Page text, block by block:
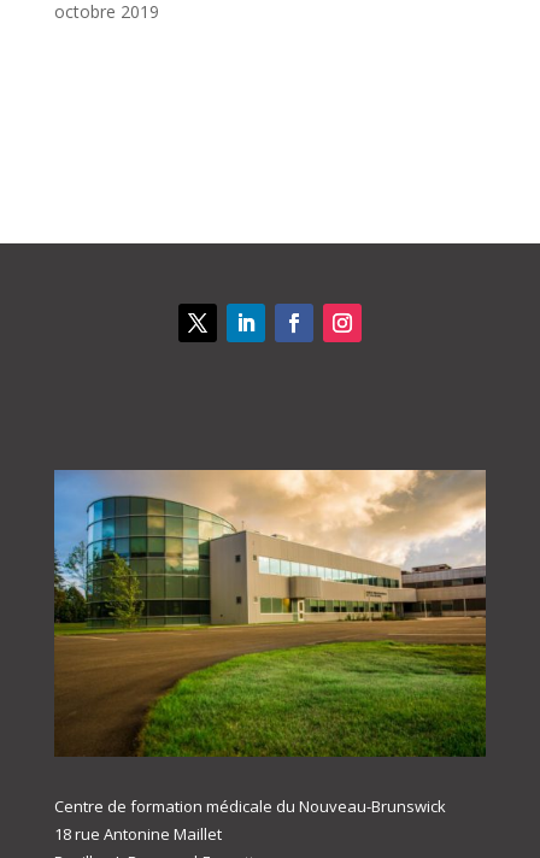
octobre 2019
Centre de formation médicale du Nouveau-Brunswick
18 rue Antonine Maillet